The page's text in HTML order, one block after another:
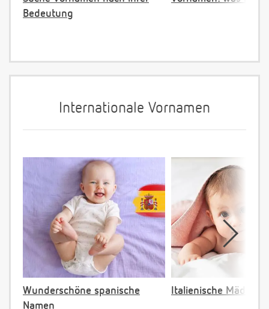
Bedeutung
Internationale Vornamen
Wunderschöne spanische
Namen
Italienische